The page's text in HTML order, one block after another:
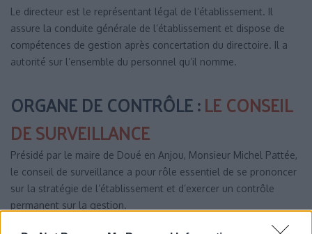
Le directeur est le représentant légal de l’établissement. Il
assure la conduite générale de l’établissement et dispose de
compétences de gestion après concertation du directoire. Il a
autorité sur l’ensemble du personnel qu’il nomme.
ORGANE DE CONTRÔLE:LE CONSEIL
DE SURVEILLANCE
Présidé par le maire de Doué en Anjou, Monsieur Michel Pattée,
le conseil de surveillance a pour rôle essentiel de se prononcer
sur la stratégie de l’établissement et d’exercer un contrôle
permanent sur la gestion.